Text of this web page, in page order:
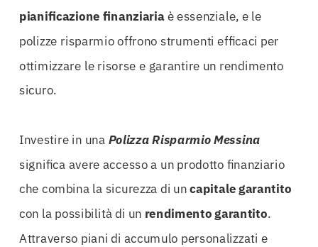
pianificazione finanziariaè essenziale, e le
polizze risparmio offrono strumenti efficaci per
ottimizzare le risorse e garantire un rendimento
sicuro.
Investire in una Polizza Risparmio Messina
significa avere accesso a un prodotto finanziario
che combina la sicurezza di uncapitale garantito
con la possibilità di un rendimento garantito.
Attraverso piani di accumulo personalizzati e